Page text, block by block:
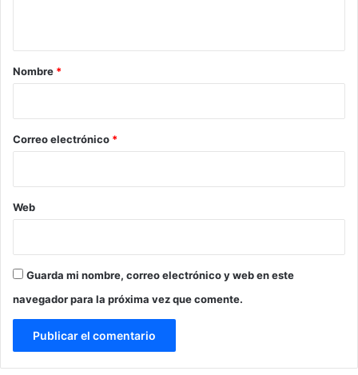
r
*
Nombre *
Correo electrónico *
Web
Guarda mi nombre, correo electrónico y web en este
navegador para la próxima vez que comente.